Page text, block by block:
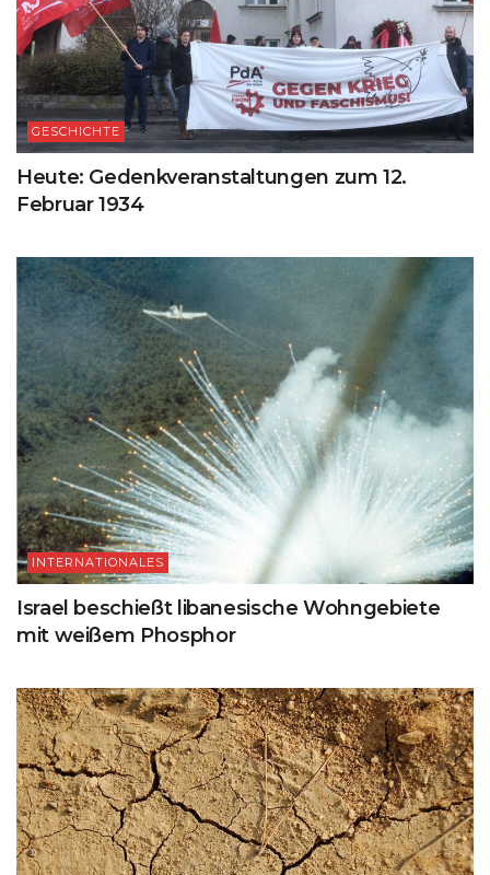
GESCHICHTE
Heute: Gedenkveranstaltungen zum 12.
Februar 1934
INTERNATIONALES
Israel beschießt libanesische Wohngebiete
mit weißem Phosphor